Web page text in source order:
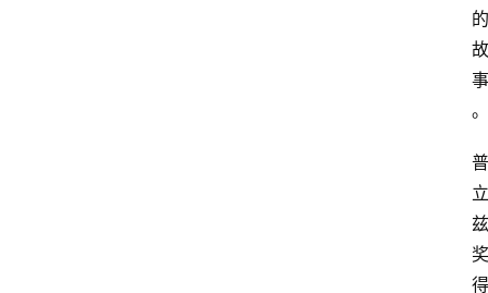
的
故
事
。
普
立
兹
奖
得